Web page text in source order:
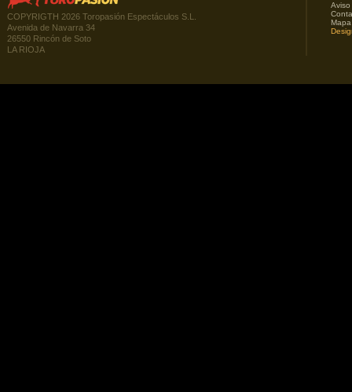
COPYRIGTH 2026 Toropasión Espectáculos S.L.
Avenida de Navarra 34
26550 Rincón de Soto
LA RIOJA